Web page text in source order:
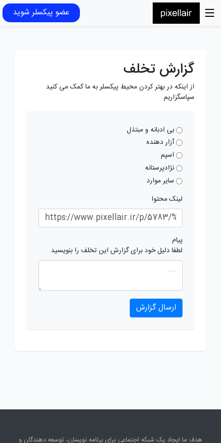
عضو پیکسلر شوید
گزارش تخلف
از اینکه در بهتر کردن محیط پیکسلر به ما کمک می کنید
سپاسگزاریم
بی ادبانه و مبتذل
آزار دهنده
اسپم
نژادپرستانه
سایر موارد
لینک محتوا
پیام
لطفا دلیل خود برای گزارش این تخلف را بنویسید
ارسال گزارش
هدف ما ایجاد یک شبکه اجتماعی برای برنامه نویسان، توسعه دهندگان و